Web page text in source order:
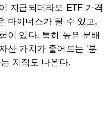
지급되더라도 ETF 가격
마이너스가 될 수 있고,
이 있다. 특히 높은 분배
산 가치가 줄어드는 ‘분
지적도 나온다.